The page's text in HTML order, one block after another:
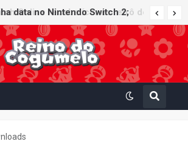
data no Nintendo Switch 2;
Up receberá atualização
Online recebe ícones retrô de
e Mario Kart: Super Circuit